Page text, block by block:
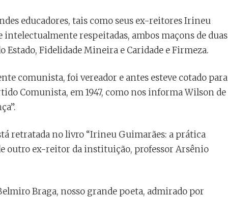
educadores, tais como seus ex-reitores Irineu
respeitadas, ambos maçons de duas
Estado, Fidelidade Mineira e Caridade e Firmeza.
comunista, foi vereador e antes esteve cotado para
Comunista, em 1947, como nos informa Wilson de
retratada no livro “Irineu Guimarães: a prática
outro ex-reitor da instituição, professor Arsênio
Braga, nosso grande poeta, admirado por